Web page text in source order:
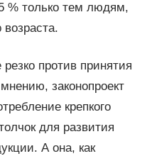
% только тем людям,
возраста.
против принятия
законопроект
крепкого
для развития
А она, как